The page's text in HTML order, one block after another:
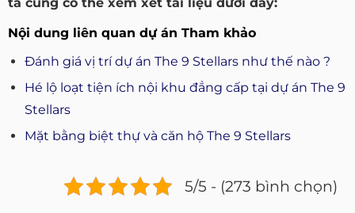
Nội dung liên quan dự án Tham khảo
Đánh giá vị trí dự án The 9 Stellars như thế nào ?
Hé lộ loạt tiện ích nội khu đẳng cấp tại dự án The 9
Stellars
Mặt bằng biệt thự và căn hộ The 9 Stellars
5/5 - (273 bình chọn)